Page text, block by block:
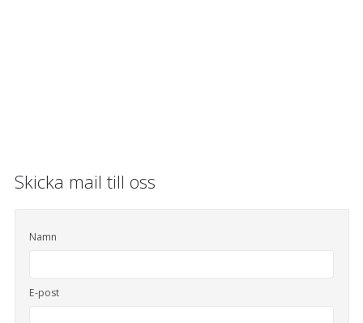
Skicka mail till oss
Namn
E-post